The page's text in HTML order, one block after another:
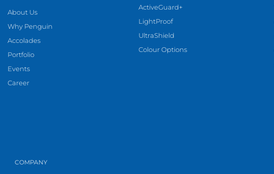
About Us
Why Penguin
Accolades
Portfolio
Events
Career
ActiveGuard+
LightProof
UltraShield
Colour Options
COMPANY